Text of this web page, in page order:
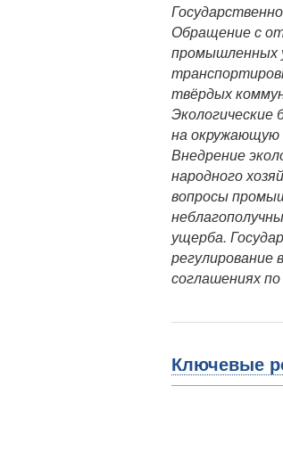
Обращение с
промышленных
твёрдых
Экологические
на окружающую
Внедрение
народного
вопросы
ущерба.
регулирование
соглашениях
Ключевые